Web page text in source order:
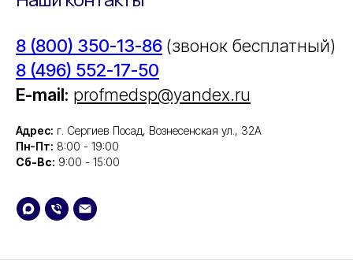
8 (800) 350-13-86 (звонок бесплатный)
8 (496) 552-17-50
E-mail: profmedsp@yandex.ru
Адрес: г. Сергиев Посад, Вознесенская ул., 32А
Пн-Пт: 8:00 - 19:00
Сб-Вс: 9:00 - 15:00